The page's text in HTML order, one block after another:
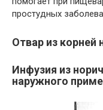
простудных
Отвар из корней
Инфузия из
наружного